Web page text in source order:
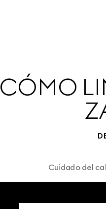
CÓMO
Cuidado del